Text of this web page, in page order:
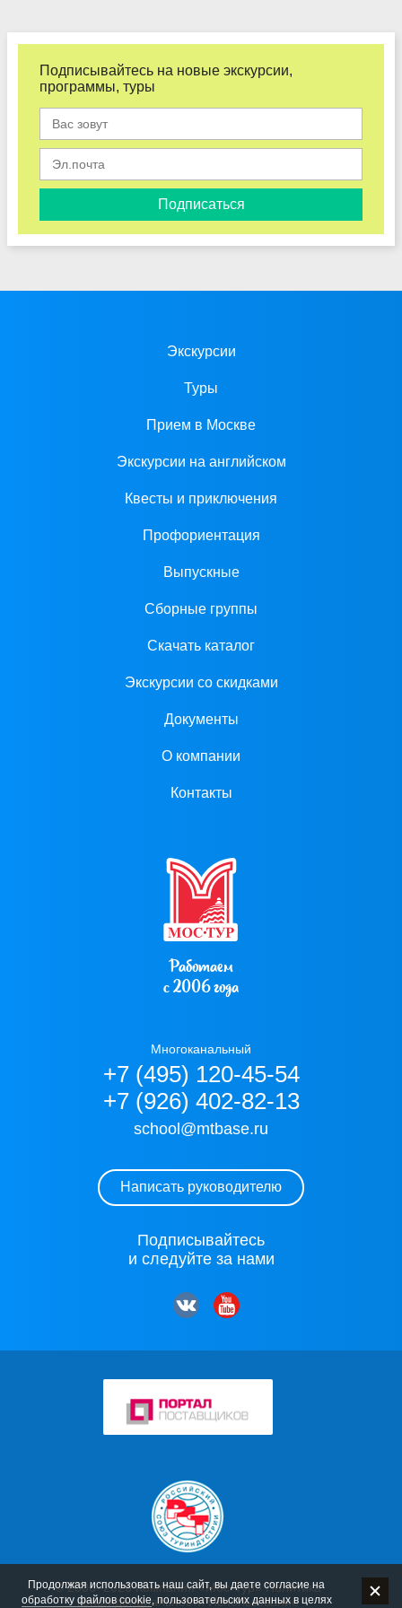
Подписывайтесь на новые экскурсии,
программы, туры
Подписаться
Экскурсии
Туры
Прием в Москве
Экскурсии на английском
Квесты и приключения
Профориентация
Выпускные
Сборные группы
Скачать каталог
Экскурсии со скидками
Документы
О компании
Контакты
Работаем
с 2006 года
Многоканальный
+7 (495) 120-45-54
+7 (926) 402-82-13
school@mtbase.ru
Написать руководителю
Подписывайтесь
и следуйте за нами
© 2006–2026 Компания «Мос-Тур» Политика
конфиденциальности Использование
Продолжая использовать наш сайт, вы даете согласие на
обработку файлов cookie, пользовательских данных в целях